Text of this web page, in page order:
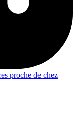
proche de chez